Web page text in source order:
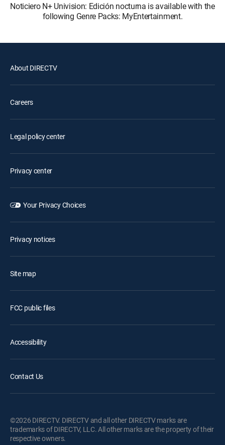
Noticiero N+ Univision: Edición nocturna is available with the
following Genre Packs: MyEntertainment.
About DIRECTV
Careers
Legal policy center
Privacy center
Your Privacy Choices
Privacy notices
Site map
FCC public files
Accessibility
Contact Us
©2026 DIRECTV. DIRECTV and all other DIRECTV marks are
trademarks of DIRECTV, LLC. All other marks are the property of their
respective owners.